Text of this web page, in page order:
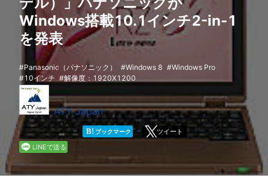
主要機種の比較
Windows搭載10.1インチ2-in-1
を発表
Panasonic（パナソニック） Windows 8
Windows Pro
10インチ
解像度：1920X1200
ATY Japan
B! ブックマーク
ツイート
LINEで送る